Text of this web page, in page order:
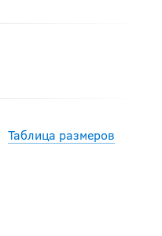
Таблица размеров